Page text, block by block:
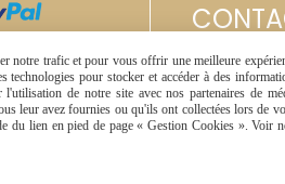
notre trafic et pour vous offrir une meilleure
pour stocker et accéder à des
de notre site avec nos partenaires de
leur avez fournies ou qu'ils ont collectées lors de
du lien en pied de page « Gestion Cookies ». Voir